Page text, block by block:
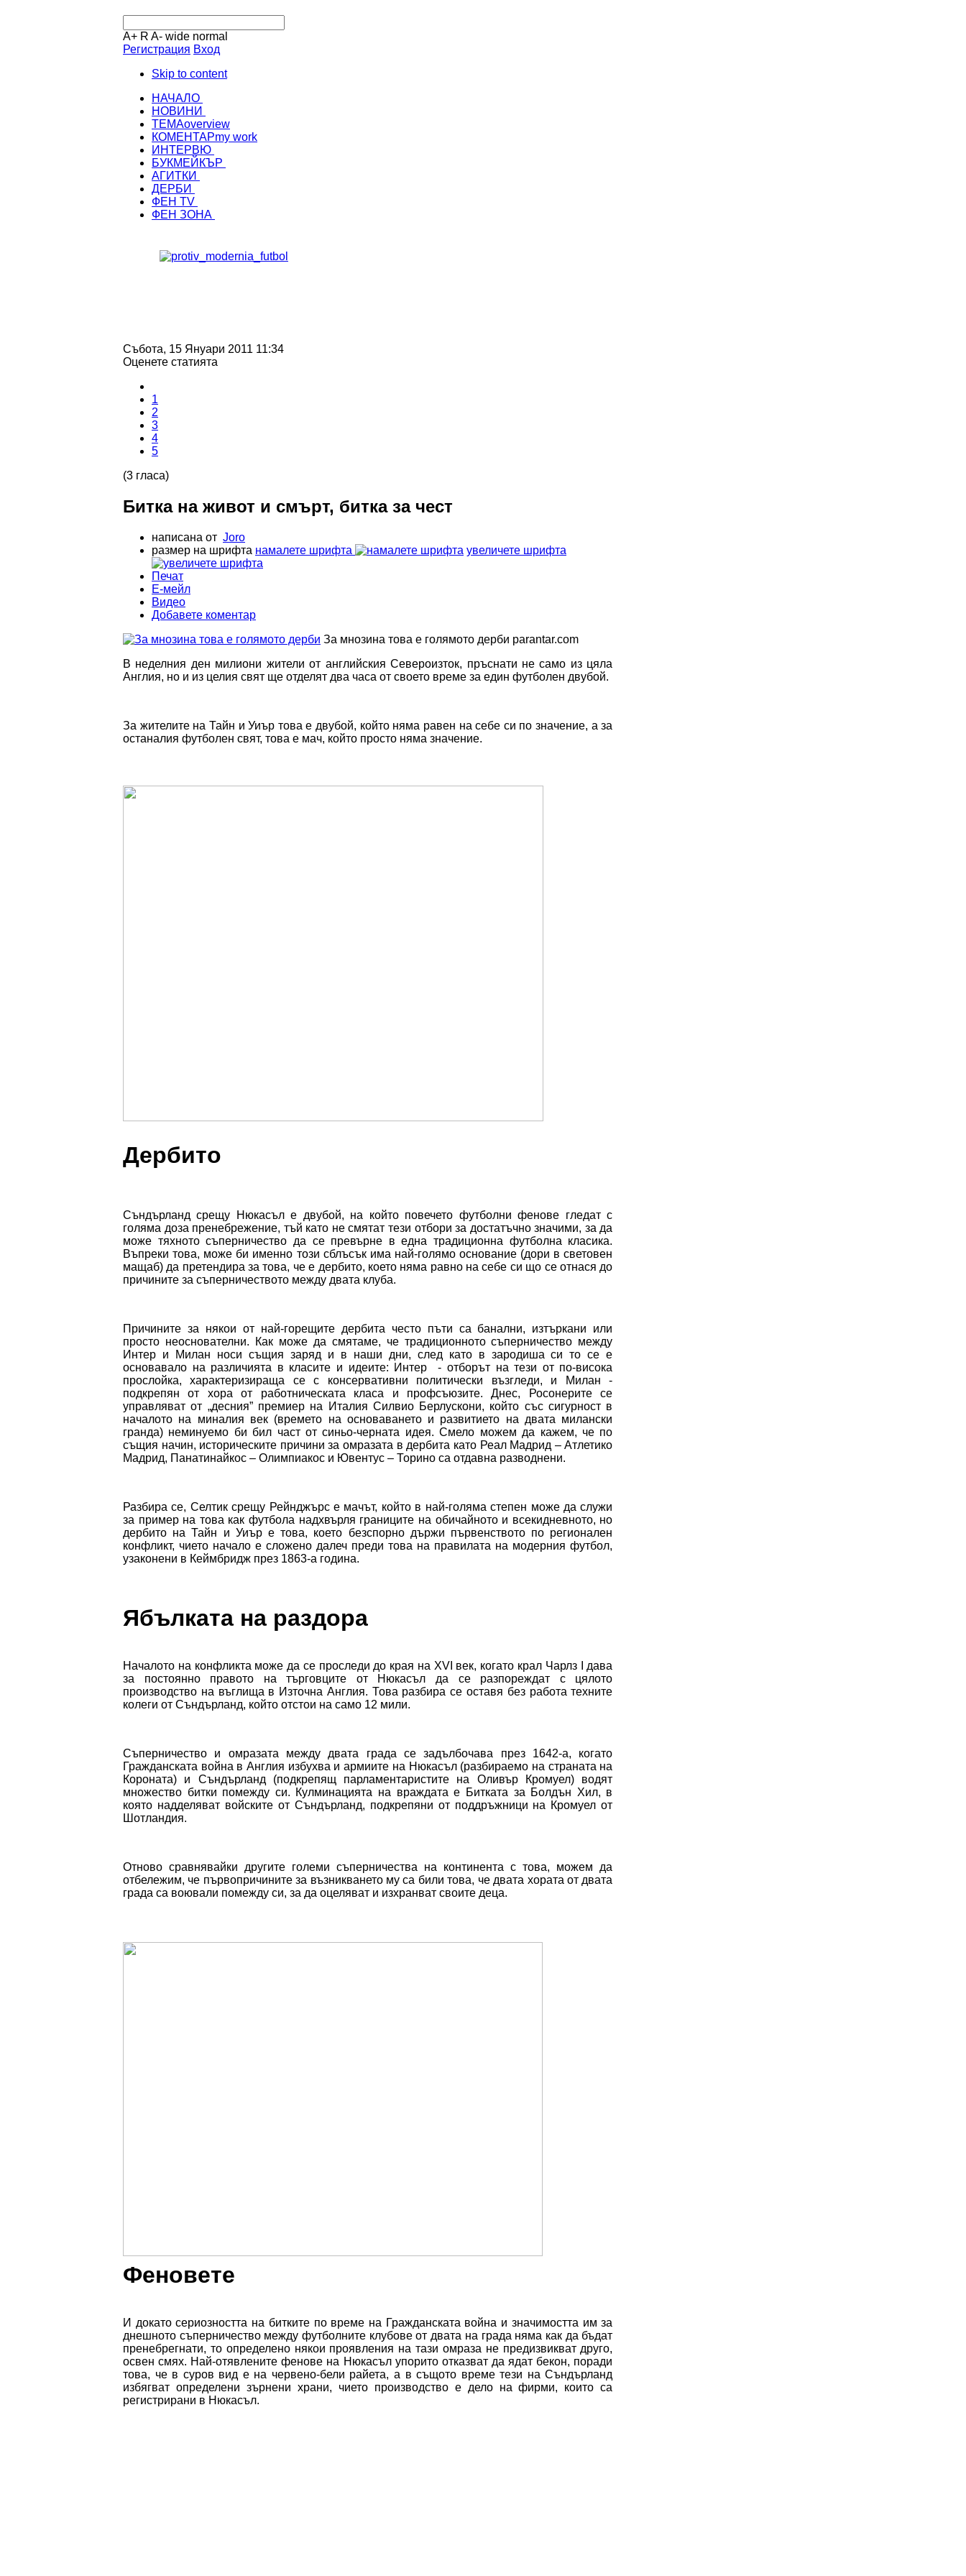
A+ R A- wide normal
Регистрация Вход
Skip to content
НАЧАЛО
НОВИНИ
ТЕМАoverview
КОМЕНТАРmy work
ИНТЕРВЮ
БУКМЕЙКЪР
АГИТКИ
ДЕРБИ
ФЕН TV
ФЕН ЗОНА
Събота, 15 Януари 2011 11:34
Оценете статията
1
2
3
4
5
(3 гласа)
Битка на живот и смърт, битка за чест
написана от Joro
размер на шрифта намалете шрифта увеличете шрифта
Печат
Е-мейл
Видео
Добавете коментар
За мнозина това е голямото дерби parantar.com
В неделния ден милиони жители от английския Североизток, пръснати не само из цяла
Англия, но и из целия свят ще отделят два часа от своето време за един футболен двубой.
За жителите на Тайн и Уиър това е двубой, който няма равен на себе си по значение, а за
останалия футболен свят, това е мач, който просто няма значение.
Дербито
Съндърланд срещу Нюкасъл е двубой, на който повечето футболни фенове гледат с
голяма доза пренебрежение, тъй като не смятат тези отбори за достатъчно значими, за да
може тяхното съперничество да се превърне в една традиционна футболна класика.
Въпреки това, може би именно този сблъсък има най-голямо основание (дори в световен
мащаб) да претендира за това, че е дербито, което няма равно на себе си що се отнася до
причините за съперничеството между двата клуба.
Причините за някои от най-горещите дербита често пъти са банални, изтъркани или
просто неоснователни. Как може да смятаме, че традиционното съперничество между
Интер и Милан носи същия заряд и в наши дни, след като в зародиша си то се е
основавало на различията в класите и идеите: Интер - отборът на тези от по-висока
прослойка, характеризираща се с консервативни политически възгледи, и Милан -
подкрепян от хора от работническата класа и профсъюзите. Днес, Росонерите се
управляват от „десния” премиер на Италия Силвио Берлускони, който със сигурност в
началото на миналия век (времето на основаването и развитието на двата милански
гранда) неминуемо би бил част от синьо-черната идея. Смело можем да кажем, че по
същия начин, историческите причини за омразата в дербита като Реал Мадрид – Атлетико
Мадрид, Панатинайкос – Олимпиакос и Ювентус – Торино са отдавна разводнени.
Разбира се, Селтик срещу Рейнджърс е мачът, който в най-голяма степен може да служи
за пример на това как футбола надхвърля границите на обичайното и всекидневното, но
дербито на Тайн и Уиър е това, което безспорно държи първенството по регионален
конфликт, чието начало е сложено далеч преди това на правилата на модерния футбол,
узаконени в Кеймбридж през 1863-а година.
Ябълката на раздора
Началото на конфликта може да се проследи до края на XVI век, когато крал Чарлз I дава
за постоянно правото на търговците от Нюкасъл да се разпореждат с цялото
производство на въглища в Източна Англия. Това разбира се оставя без работа техните
колеги от Съндърланд, който отстои на само 12 мили.
Съперничество и омразата между двата града се задълбочава през 1642-а, когато
Гражданската война в Англия избухва и армиите на Нюкасъл (разбираемо на страната на
Короната) и Съндърланд (подкрепящ парламентаристите на Оливър Кромуел) водят
множество битки помежду си. Кулминацията на враждата е Битката за Болдън Хил, в
която надделяват войските от Съндърланд, подкрепяни от поддръжници на Кромуел от
Шотландия.
Отново сравнявайки другите големи съперничества на континента с това, можем да
отбележим, че първопричините за възникването му са били това, че двата хората от двата
града са воювали помежду си, за да оцеляват и изхранват своите деца.
Феновете
И докато сериозността на битките по време на Гражданската война и значимостта им за
днешното съперничество между футболните клубове от двата на града няма как да бъдат
пренебрегнати, то определено някои проявления на тази омраза не предизвикват друго,
освен смях. Най-отявлените фенове на Нюкасъл упорито отказват да ядат бекон, поради
това, че в суров вид е на червено-бели райета, а в същото време тези на Съндърланд
избягват определени зърнени храни, чието производство е дело на фирми, които са
регистрирани в Нюкасъл.